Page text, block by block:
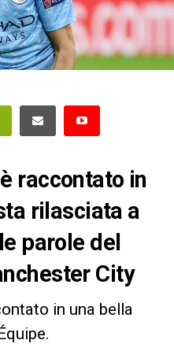
raccontato in
rilasciata a
parole del
City
in una bella